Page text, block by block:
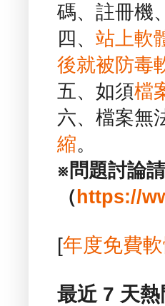
碼、註冊機
四、 站上軟
後就被防毒
五、如須檔
六、檔案無
縮。
※問題討論
（ https://
[年度免費
最近 7 天熱